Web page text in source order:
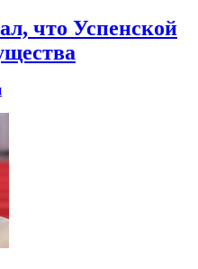
что Успенской